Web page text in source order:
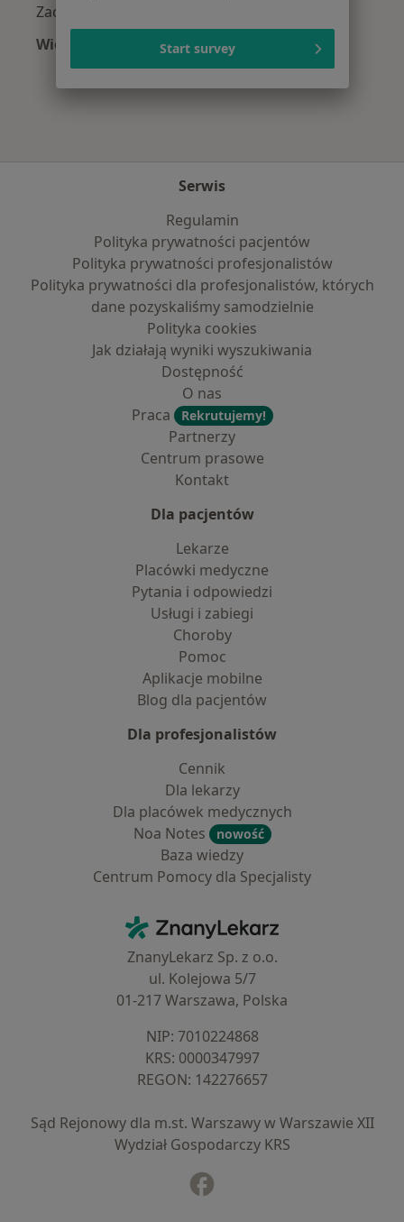
Zaćma w Wałbrzychu
Więcej (15)
Więcej w kategorii: Najczęście leczone
Serwis
Regulamin
Polityka prywatności pacjentów
Polityka prywatności profesjonalistów
Polityka prywatności dla profesjonalistów, których
dane pozyskaliśmy samodzielnie
Polityka cookies
Jak działają wyniki wyszukiwania
Dostępność
O nas
Praca
Rekrutujemy!
Partnerzy
Centrum prasowe
Kontakt
Dla pacjentów
Lekarze
Placówki medyczne
Pytania i odpowiedzi
Usługi i zabiegi
Choroby
Pomoc
Aplikacje mobilne
Blog dla pacjentów
Dla profesjonalistów
Cennik
Dla lekarzy
Dla placówek medycznych
Noa Notes
nowość
Baza wiedzy
Centrum Pomocy dla Specjalisty
ZnanyLekarz - Strona główna
ZnanyLekarz Sp. z o.o.
ul. Kolejowa 5/7
01-217 Warszawa, Polska
NIP: ⁠7010224868
KRS: ⁠0000347997
REGON: ⁠142276657
Sąd Rejonowy dla m.st. Warszawy w Warszawie XII
Wydział Gospodarczy KRS
Start survey